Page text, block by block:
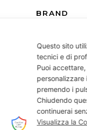
BRAND
Hat You
Mess
Jail Jam
Granadilla
Hat You Kids
Questo sito
tecnici e di
Puoi
personalizzare
premendo i
Chiudendo
continuerai
Visualizza la